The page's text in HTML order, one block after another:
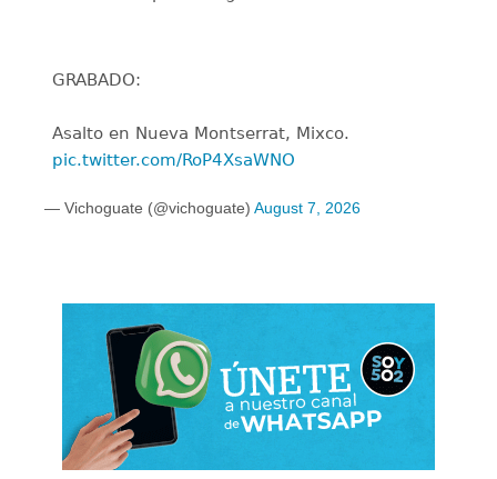
GRABADO:
Asalto en Nueva Montserrat, Mixco.
pic.twitter.com/RoP4XsaWNO
— Vichoguate (@vichoguate) August 7, 2026